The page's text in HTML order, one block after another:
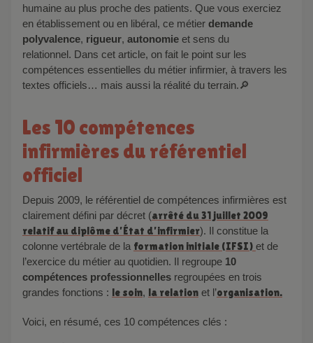
humaine au plus proche des patients. Que vous exerciez
en établissement ou en libéral, ce métier demande
polyvalence, rigueur, autonomie et sens du
relationnel. Dans cet article, on fait le point sur les
compétences essentielles du métier infirmier, à travers les
textes officiels… mais aussi la réalité du terrain.🔎
Les 10 compétences
infirmières du référentiel
officiel
Depuis 2009, le référentiel de compétences infirmières est
clairement défini par décret (arrêté du 31 juillet 2009
relatif au diplôme d’État d’infirmier). Il constitue la
colonne vertébrale de la formation initiale (IFSI) et de
l’exercice du métier au quotidien. Il regroupe 10
compétences professionnelles regroupées en trois
grandes fonctions : le soin, la relation et l’organisation.
Voici, en résumé, ces 10 compétences clés :